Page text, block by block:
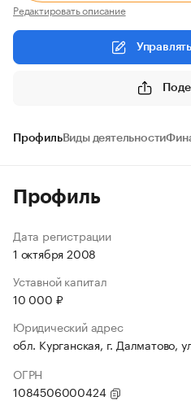
Редактировать описание
ПрофильВиды деятельности
Профиль
Дата регистрации
1 октября 2008
Уставной капитал
10 000 ₽
Юридический адрес
обл. Курганская, г. Далматово,
ОГРН
1084506000424